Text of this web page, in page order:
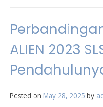
ALIEN 2023
Posted on May 28, 2025 by